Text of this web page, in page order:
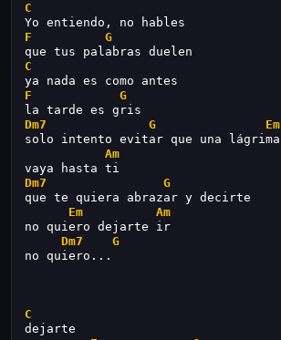
C
Yo entiendo, no hables
F
G
que tus palabras duelen
C
ya nada es como antes
F
G
la tarde es gris
Dm7
G
Em
solo intento evitar que una lágrima
Am
vaya hasta ti
Dm7
G
que te quiera abrazar y decirte
Em
Am
no quiero dejarte ir
Dm7
G
no quiero...
C
dejarte